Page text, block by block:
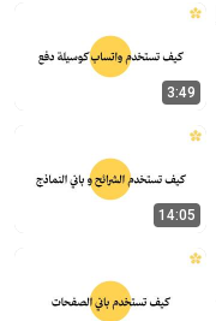
3:49
14:05